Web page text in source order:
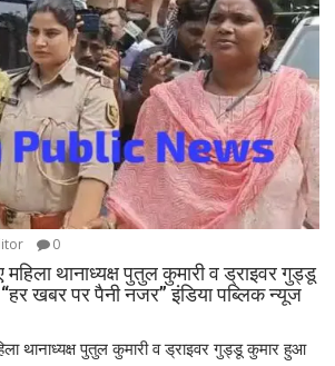
0
थानाध्यक्ष पुतुल कुमारी व ड्राइवर गुड्डू
खबर पर पैनी नजर” इंडिया पब्लिक न्यूज
थानाध्यक्ष पुतुल कुमारी व ड्राइवर गुड्डू कुमार हुआ